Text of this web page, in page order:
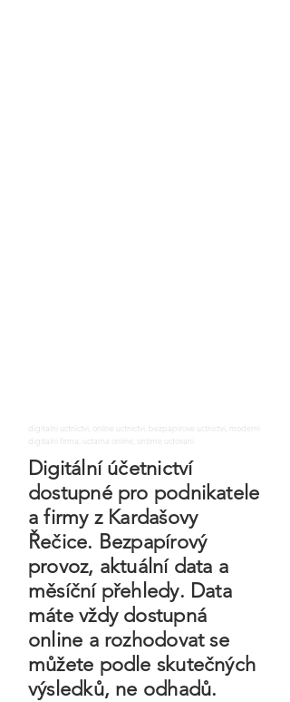
digitalni uctnictvi, online uctnictvi, bezpapirove uctnictvi, moderni
digitalni firma, uctarna online, ontime uctovani
Digitální účetnictví
dostupné pro podnikatele
a firmy z Kardašovy
Řečice. Bezpapírový
provoz, aktuální data a
měsíční přehledy. Data
máte vždy dostupná
online a rozhodovat se
můžete podle skutečných
výsledků, ne odhadů.